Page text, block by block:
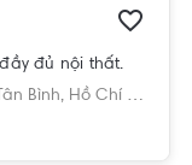
đủ nội thất.
Bình, Hồ Chí Minh